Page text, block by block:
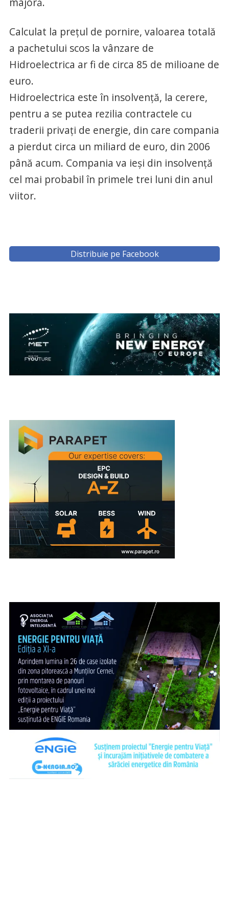
Calculat la preţul de pornire, valoarea totală
a pachetului scos la vânzare de
Hidroelectrica ar fi de circa 85 de milioane de
euro.
Hidroelectrica este în insolvenţă, la cerere,
pentru a se putea rezilia contractele cu
traderii privaţi de energie, din care compania
a pierdut circa un miliard de euro, din 2006
până acum. Compania va ieşi din insolvenţă
cel mai probabil în primele trei luni din anul
viitor.
Distribuie pe Facebook